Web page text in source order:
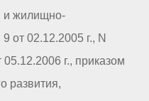
и жилищно-
от 02.12.2005 г., N
г., приказом
развития,